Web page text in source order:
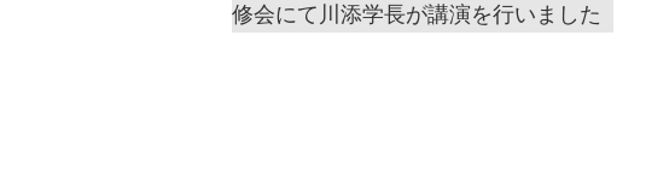
修会にて川添学長が講演を行いました